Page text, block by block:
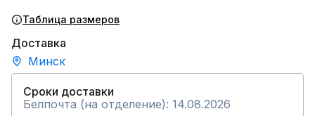
Таблица размеров
Доставка
Минск
Сроки доставки
Белпочта (на отделение): 14.08.2026